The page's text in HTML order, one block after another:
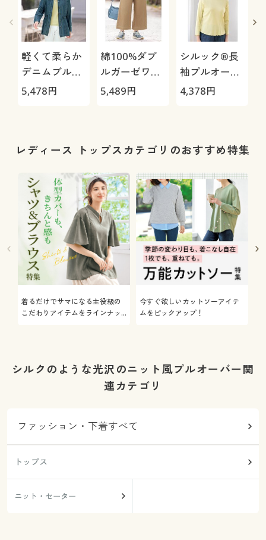
軽くて柔らか
デニムブルゾ
ン
5,478円
綿100%ダブ
ルガーゼワイ
ドパンツ
5,489円
シルック®長
袖プルオーバ
ー
4,378円
レディース トップスカテゴリのおすすめ特集
着るだけでサマになる主役級の
こだわりアイテムをラインナッ
今すぐ欲しいカットソーアイテ
ムをピックアップ！
シルクのような光沢のニット風プルオーバー関
連カテゴリ
ファッション・下着すべて
トップス
ニット・セーター